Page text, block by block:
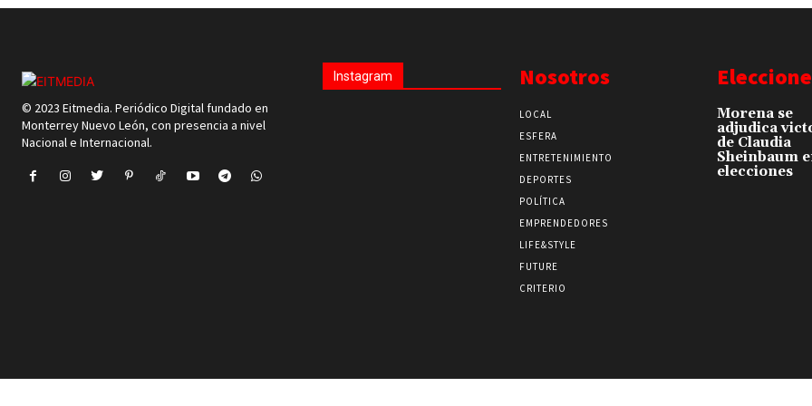
© 2023 Eitmedia. Periódico Digital fundado en
Nosotros
LOCAL
ESFERA
ENTRETENIMIENTO
DEPORTES
POLÍTICA
EMPRENDEDORES
Elecciones